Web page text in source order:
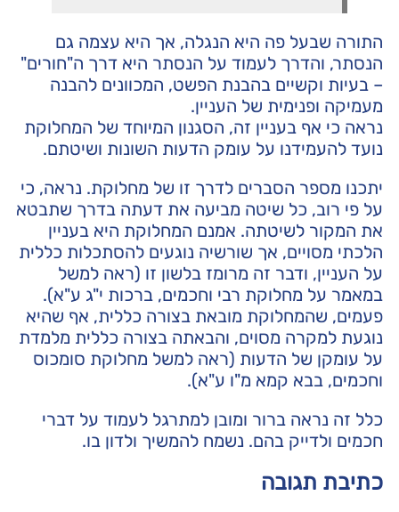
התורה שבעל פה היא הנגלה, אך היא עצמה גם
הנסתר, והדרך לעמוד על הנסתר היא דרך ה"חורים"
– בעיות וקשיים בהבנת הפשט, המכוונים להבנה
מעמיקה ופנימית של העניין.
נראה כי אף בעניין זה, הסגנון המיוחד של המחלוקת
נועד להעמידנו על עומק הדעות השונות ושיטתם.
יתכנו מספר הסברים לדרך זו של מחלוקת. נראה, כי
על פי רוב, כל שיטה מביעה את דעתה בדרך שתבטא
את המקור לשיטתה. אמנם המחלוקת היא בעניין
הלכתי מסויים, אך שורשיה נוגעים להסתכלות כללית
על העניין, ודבר זה מרומז בלשון זו (ראה למשל
במאמר על מחלוקת רבי וחכמים, ברכות י"ג ע"א).
פעמים, שהמחלוקת מובאת בצורה כללית, אף שהיא
נוגעת למקרה מסוים, והבאתה בצורה כללית מלמדת
על עומקן של הדעות (ראה למשל מחלוקת סומכוס
וחכמים, בבא קמא מ"ו ע"א).
כלל זה נראה ברור ומובן למתרגל לעמוד על דברי
חכמים ולדייק בהם. נשמח להמשיך ולדון בו.
כתיבת תגובה